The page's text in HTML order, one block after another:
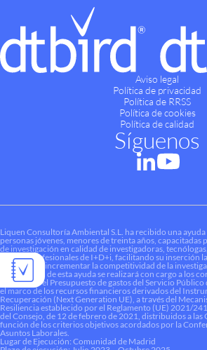
Aviso legal
Política de privacidad
Política de RRSS
Política de cookies
Política de calidad
Síguenos
Liquen Consultoría Ambiental S.L. ha recibido una
personas jóvenes, menores de treinta años, capacitadas
de investigación en calidad de investigadoras,
perfiles profesionales de I+D+i, facilitando su inserción
contribuir a incrementar la competitividad de la
financiación de esta ayuda se realizará con cargo a los
dotados en el Presupuesto de gastos del Servicio Público
el marco de los recursos financieros derivados del
Recuperación (Next Generation UE), a través del
Resiliencia establecido por el Reglamento (UE) 2021/
del Consejo, de 12 de febrero de 2021, distribuidos a las
función de los criterios objetivos acordados por la
Asuntos Laborales.
Lugar de Ejecución: Comunidad de Madrid